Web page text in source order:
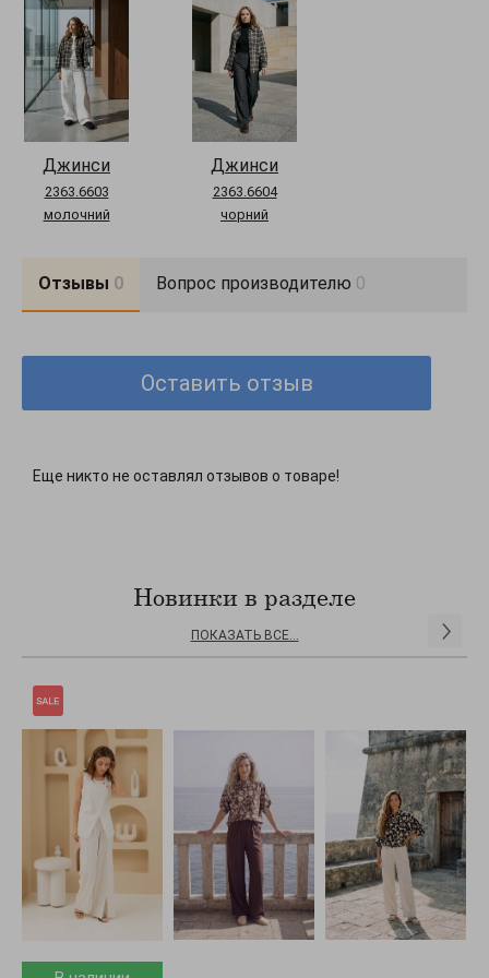
розрізні бокові частини
Догляд за одягом:
ручне прання до 30°
Комплектация:
Довжина брюк:
S-M = 111 см, L-XL = 112 см, XXL-3XL = 114 см
Джинси
2363.6603
молочний
Джинси
2363.6604
чорний
Отзывы 0 Вопрос производителю 0
Оставить отзыв
Еще никто не оставлял отзывов о товаре!
Новинки в разделе
ПОКАЗАТЬ ВСЕ...